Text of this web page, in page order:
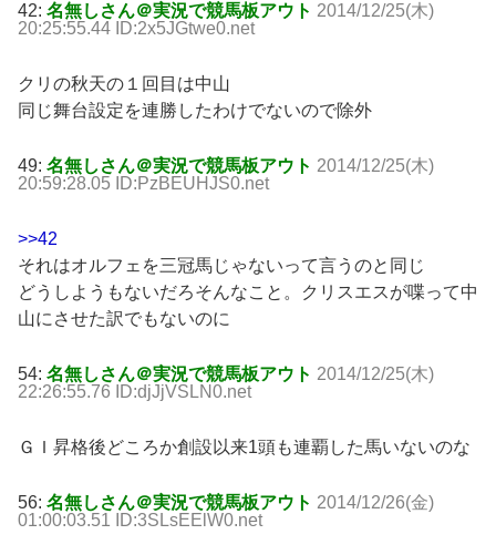
42: 名無しさん＠実況で競馬板アウト 2014/12/25(木)
20:25:55.44 ID:2x5JGtwe0.net
クリの秋天の１回目は中山
同じ舞台設定を連勝したわけでないので除外
49: 名無しさん＠実況で競馬板アウト 2014/12/25(木)
20:59:28.05 ID:PzBEUHJS0.net
>>42
それはオルフェを三冠馬じゃないって言うのと同じ
どうしようもないだろそんなこと。クリスエスが喋って中
山にさせた訳でもないのに
54: 名無しさん＠実況で競馬板アウト 2014/12/25(木)
22:26:55.76 ID:djJjVSLN0.net
ＧＩ昇格後どころか創設以来1頭も連覇した馬いないのな
56: 名無しさん＠実況で競馬板アウト 2014/12/26(金)
01:00:03.51 ID:3SLsEElW0.net